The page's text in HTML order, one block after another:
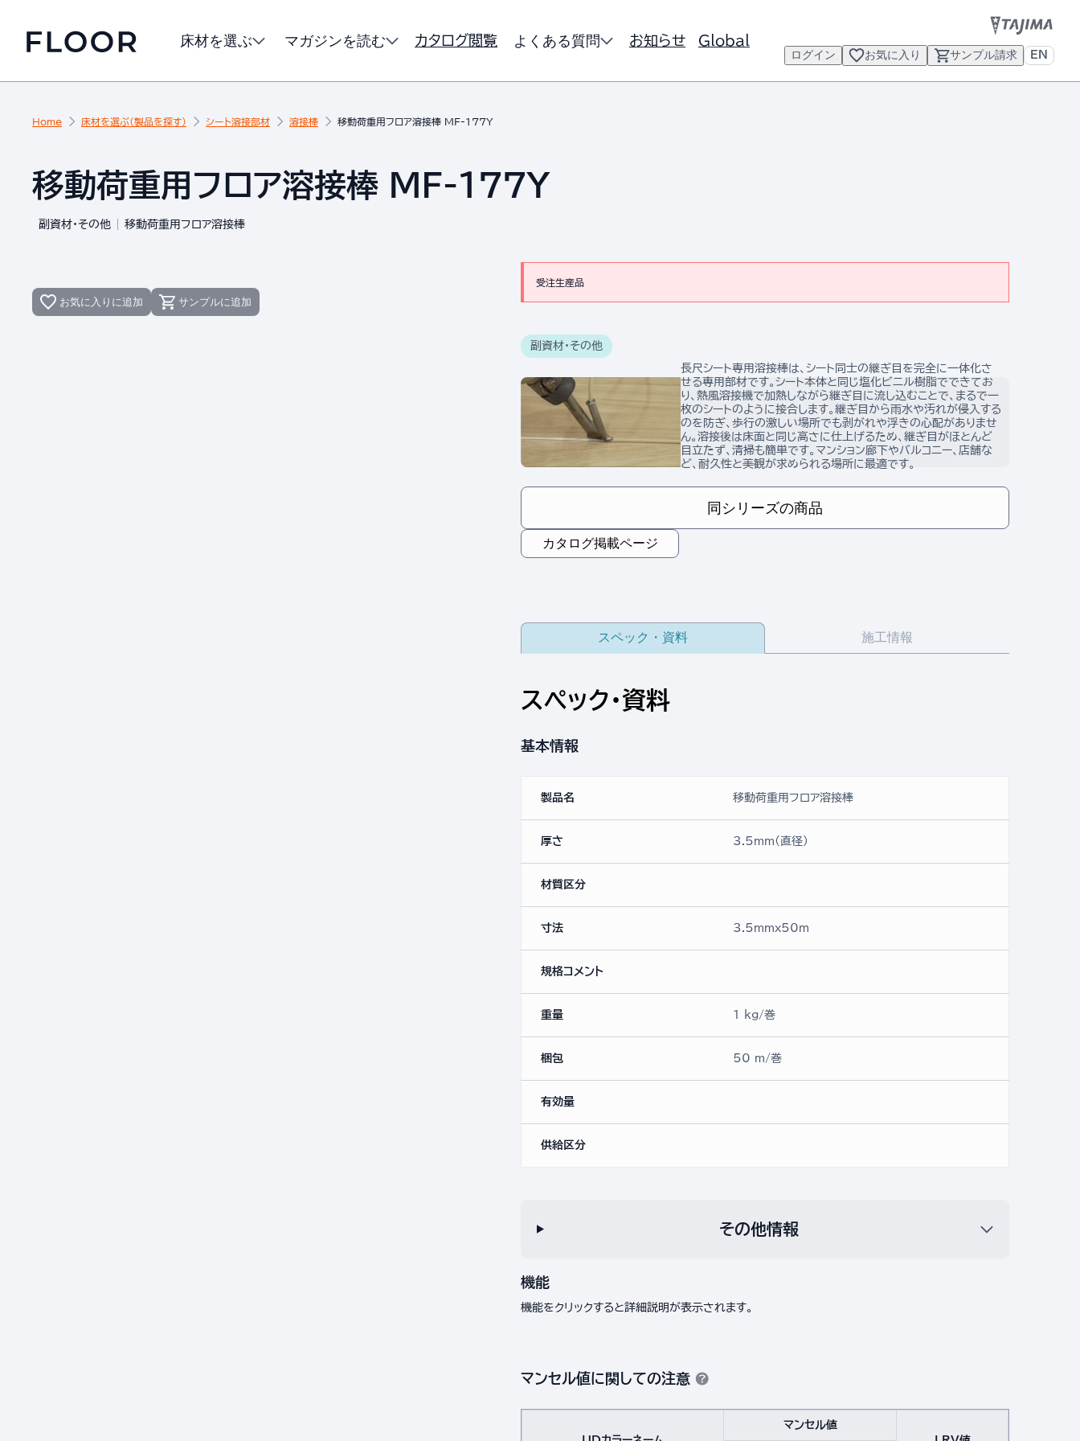
床材を選ぶ マガジンを読む カタログ閲覧 よくある質問 お知らせ Global
ログイン お気に入り サンプル請求 EN
Home 床材を選ぶ（製品を探す） シート溶接部材 溶接棒 移動荷重用フロア溶接棒 MF-177Y
移動荷重用フロア溶接棒 MF-177Y
副資材・その他 移動荷重用フロア溶接棒
お気に入りに追加 サンプルに追加
受注生産品
副資材・その他
長尺シート専用溶接棒は、シート同士の継ぎ目を完全に一体化さ
せる専用部材です。シート本体と同じ塩化ビニル樹脂でできてお
り、熱風溶接機で加熱しながら継ぎ目に流し込むことで、まるで一
枚のシートのように接合します。継ぎ目から雨水や汚れが侵入する
のを防ぎ、歩行の激しい場所でも剥がれや浮きの心配がありませ
ん。溶接後は床面と同じ高さに仕上げるため、継ぎ目がほとんど
目立たず、清掃も簡単です。マンション廊下やバルコニー、店舗な
ど、耐久性と美観が求められる場所に最適です。
同シリーズの商品
カタログ掲載ページ
スペック・資料 施工情報
スペック・資料
基本情報
製品名 移動荷重用フロア溶接棒
厚さ 3.5mm(直径)
材質区分
寸法 3.5mmx50ｍ
規格コメント
重量 1 kg/巻
梱包 50 m/巻
有効量
供給区分
その他情報
機能
機能をクリックすると詳細説明が表示されます。
マンセル値に関しての注意
マンセル値